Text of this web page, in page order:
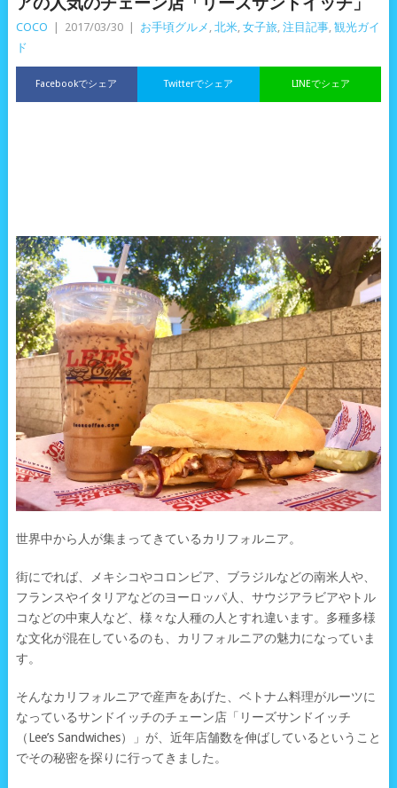
COCO 2017/03/30 お手頃グルメ , 北米, 女子旅, 注目記事, 観光ガイ
ド
Facebookでシェア LINEでシェア
Twitterでシェア
世界中から人が集まってきているカリフォルニア。
街にでれば、メキシコやコロンビア、ブラジルなどの南米人や、
フランスやイタリアなどのヨーロッパ人、サウジアラビアやトル
コなどの中東人など、様々な人種の人とすれ違います。多種多様
な文化が混在しているのも、カリフォルニアの魅力になっていま
す。
そんなカリフォルニアで産声をあげた、ベトナム料理がルーツに
なっているサンドイッチのチェーン店「リーズサンドイッチ
（Lee’s Sandwiches）」が、近年店舗数を伸ばしているということ
でその秘密を探りに行ってきました。